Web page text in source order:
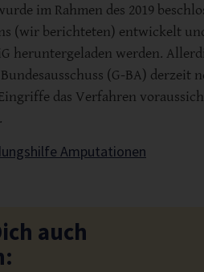
im Rahmen des 2019
(wir berichteten) entwickelt
heruntergeladen werden.
(G-BA) derzeit
das Verfahren
Amputationen
auch